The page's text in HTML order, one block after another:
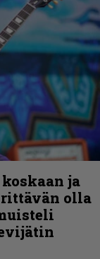
ja
olla